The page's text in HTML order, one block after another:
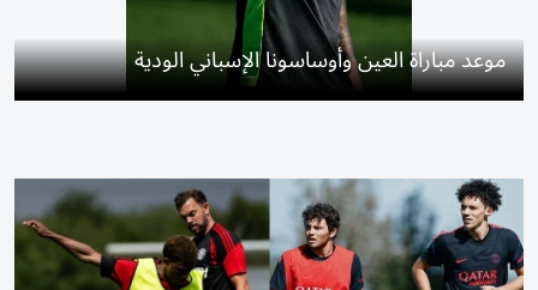
موعد مباراة العين وأوساسونا الإسباني الودية